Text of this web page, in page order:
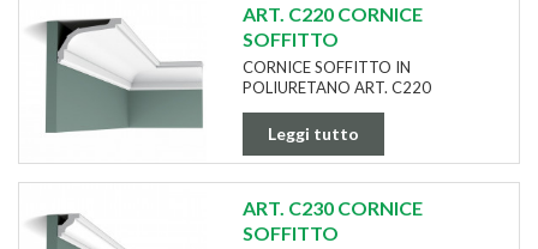
ART. C220 CORNICE
SOFFITTO
CORNICE SOFFITTO IN
POLIURETANO ART. C220
Leggi tutto
ART. C230 CORNICE
SOFFITTO